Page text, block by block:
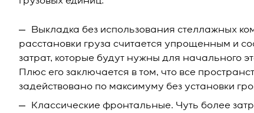
Выкладка без использования стеллажных
расстановки груза считается упрощенным и
затрат, которые будут нужны для начального
Плюс его заключается в том, что все
задействовано по максимуму без установки
Классические фронтальные. Чуть более